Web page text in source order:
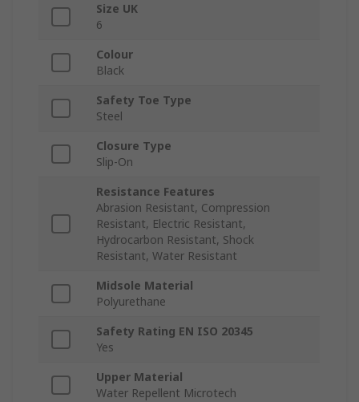
Size UK
6
Colour
Black
Safety Toe Type
Steel
Closure Type
Slip-On
Resistance Features
Abrasion Resistant, Compression
Resistant, Electric Resistant,
Hydrocarbon Resistant, Shock
Resistant, Water Resistant
Midsole Material
Polyurethane
Safety Rating EN ISO 20345
Yes
Upper Material
Water Repellent Microtech